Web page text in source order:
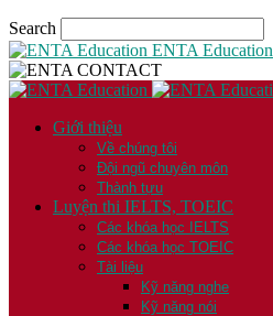
Search
ENTA Education
Giới thiệu
Về chúng tôi
Đội ngũ chuyên môn
Thành tựu
Luyện thi IELTS, TOEIC
Các khóa học IELTS
Các khóa học TOEIC
Tài liệu
Kỹ năng nghe
Kỹ năng nói